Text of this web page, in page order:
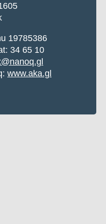
19785386
34 65 10
www.aka.gl